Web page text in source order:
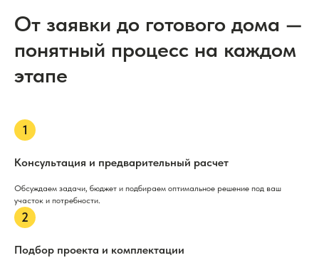
От заявки до готового дома —
понятный процесс на каждом
этапе
Консультация и предварительный расчет
Обсуждаем задачи, бюджет и подбираем оптимальное решение под ваш
участок и потребности.
Подбор проекта и комплектации